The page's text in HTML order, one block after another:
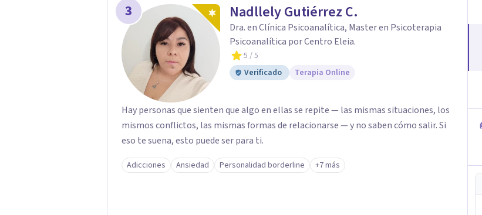
3 Nadllely Gutiérrez C.
Dra. en Clínica Psicoanalítica, Master en Psicoterapia
Psicoanalítica por Centro Eleia.
5 / 5
Verificado
Terapia Online
Hay personas que sienten que algo en ellas se repite — las mismas situaciones, los
mismos conflictos, las mismas formas de relacionarse — y no saben cómo salir. Si
eso te suena, esto puede ser para ti.
Adicciones Ansiedad Personalidad borderline +7 más